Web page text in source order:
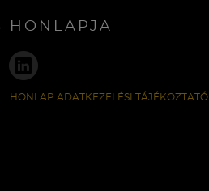
HONLAPJA
HONLAP ADATKEZELÉSI TÁJÉKOZTATÓ